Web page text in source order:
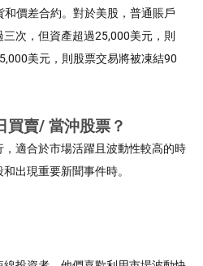
價差合約。對於美股，普通賬戶
次，但資產超過25,000美元，則
美元，則股票交易將被凍結90
買賣/ 當沖股票？
適合於市場活躍且波動性較高的時
出現重要新聞事件時。